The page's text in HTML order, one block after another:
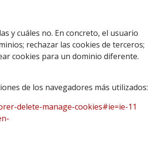
y cuáles no. En concreto, el usuario
rechazar las cookies de terceros;
cookies para un dominio diferente.
de los navegadores más utilizados:
delete-manage-cookies#ie=ie-11